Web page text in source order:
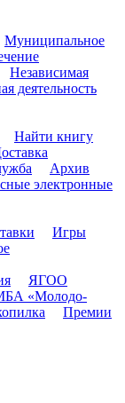
Муниципальное
Независимая
деятельность
Найти книгу
Архив
электронные
Игры
ЯГОО
«Молодо-
Премии